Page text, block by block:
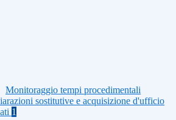
Monitoraggio tempi procedimentali
sostitutive e acquisizione d'ufficio
1